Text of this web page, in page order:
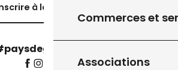
Commerces et
Associations
à la newsletter
!